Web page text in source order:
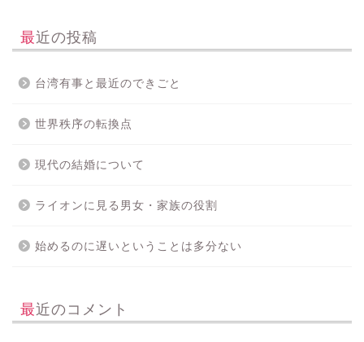
最近の投稿
台湾有事と最近のできごと
世界秩序の転換点
現代の結婚について
ライオンに見る男女・家族の役割
始めるのに遅いということは多分ない
最近のコメント